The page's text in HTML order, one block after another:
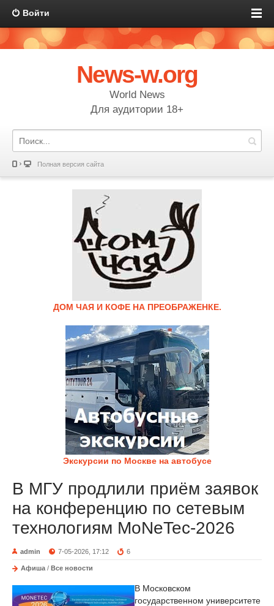
Войти
News-w.org
World News
Для аудитории 18+
Полная версия сайта
ДОМ ЧАЯ И КОФЕ НА ПРЕОБРАЖЕНКЕ.
Экскурсии по Москве на автобусе
В МГУ продлили приём заявок
на конференцию по сетевым
технологиям MoNeTec-2026
admin 7-05-2026, 17:12 6
Афиша / Все новости
В Московском
государственном университете